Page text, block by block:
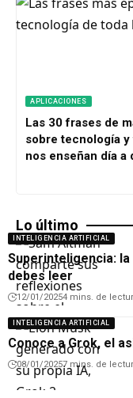
APLICACIONES
Las 30 frases de
sobre tecnología y
nos enseñan día a
Lo último
INTELIGENCIA ARTIFICIAL
Superinteligencia:
debes leer
12/01/20254 mins. de
INTELIGENCIA ARTIFICIAL
Conoce a Grok, el
08/01/20257 mins. de